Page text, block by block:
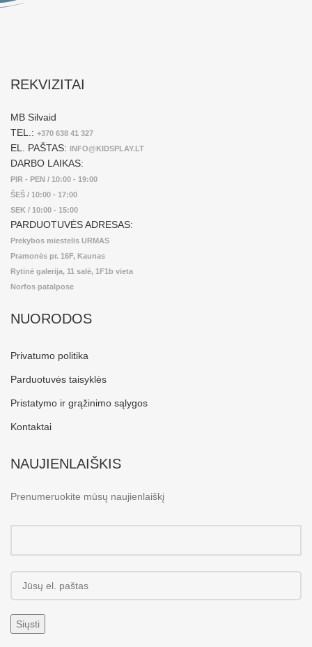
REKVIZITAI
MB Silvaid
TEL.: +370 638 41 327
EL. PAŠTAS: INFO@KIDSPLAY.LT
DARBO LAIKAS:
PIR - PEN / 10:00 - 19:00
ŠEŠ / 10:00 - 17:00
SEK / 10:00 - 15:00
PARDUOTUVĖS ADRESAS:
Prekybos miestelis URMAS
Pramonės pr. 16F, Kaunas
Rytinė galerija, 11 salė, 1F1b vieta
Norfos patalpose
NUORODOS
Privatumo politika
Parduotuvės taisyklės
Pristatymo ir grąžinimo sąlygos
Kontaktai
NAUJIENLAIŠKIS
Prenumeruokite mūsų naujienlaiškį